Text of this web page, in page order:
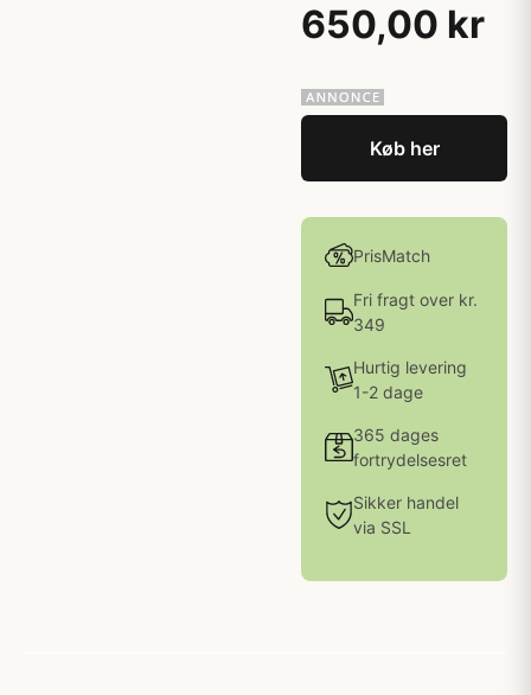
650,00 kr
Køb her
PrisMatch
Fri fragt over kr.
349
Hurtig levering
1-2 dage
365 dages
fortrydelsesret
Sikker handel
via SSL